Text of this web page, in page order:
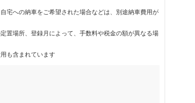
宅への納車をご希望された場合などは、別途納車費用が
置場所、登録月によって、手数料や税金の額が異なる場
も含まれています